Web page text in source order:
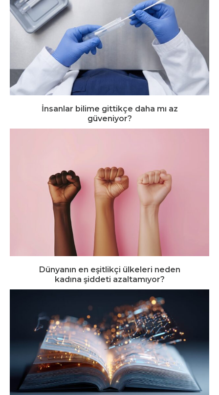
İnsanlar bilime gittikçe daha mı az
güveniyor?
Dünyanın en eşitlikçi ülkeleri neden
kadına şiddeti azaltamıyor?